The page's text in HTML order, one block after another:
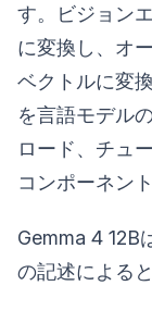
す。ビジョン
に変換し、オ
ベクトルに変
を言語モデル
ロード、チュ
コンポーネント
Gemma 4 12B
の記述によると